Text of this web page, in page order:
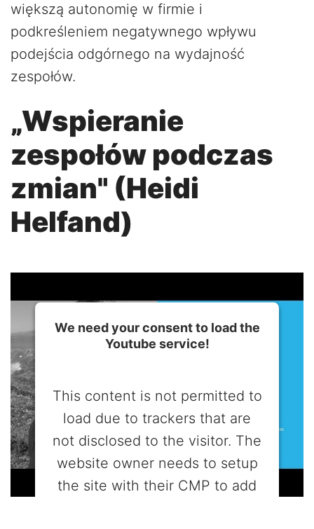
większą autonomię w firmie i
podkreśleniem negatywnego wpływu
podejścia odgórnego na wydajność
zespołów.
„Wspieranie
zespołów podczas
zmian" (Heidi
Helfand)
We need your consent to load the
Youtube service!
This content is not permitted to
load due to trackers that are
not disclosed to the visitor. The
website owner needs to setup
the site with their CMP to add